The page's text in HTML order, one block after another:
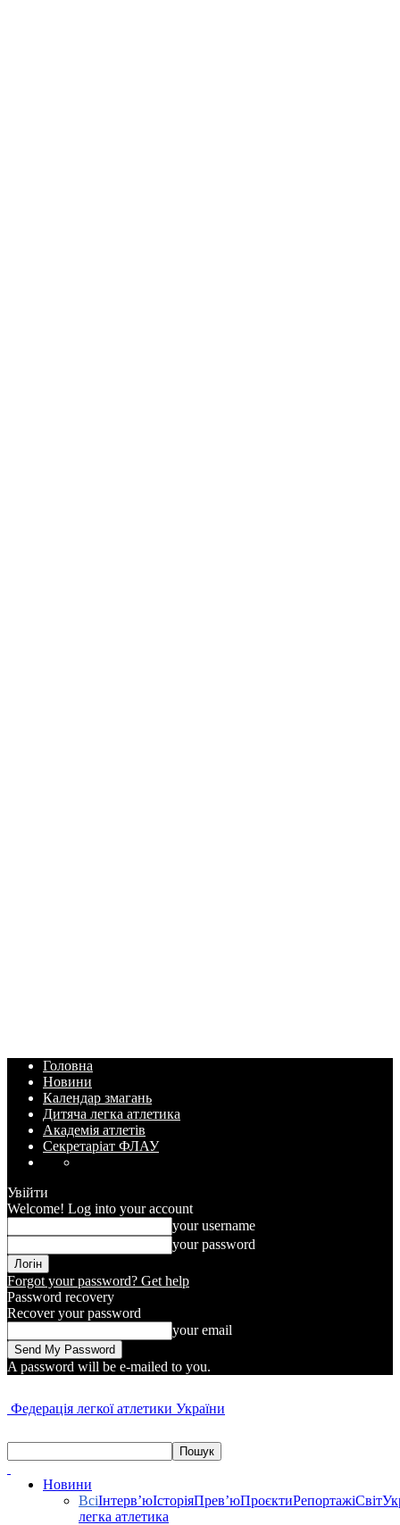
Головна
Новини
Календар змагань
Дитяча легка атлетика
Академія атлетів
Секретаріат ФЛАУ
Увійти
Welcome! Log into your account
your username
your password
Forgot your password? Get help
Password recovery
Recover your password
your email
A password will be e-mailed to you.
Федерація легкої атлетики України
Новини
ВсіІнтерв’юІсторіяПрев’юПроєктиРепортажіСвіт
легка атлетика